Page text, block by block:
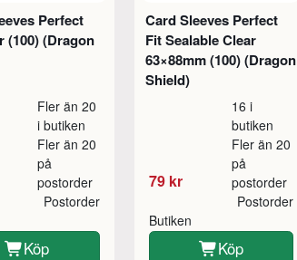
Perfect
(100) (Dragon
Fler än 20
i butiken
Fler än 20
på
postorder
Postorder
Köp
Card Sleeves Perfect
Fit Sealable Clear
63×88mm (100) (Dragon
Shield)
79 kr
16 i
butiken
Fler än 20
på
postorder
Butiken
Postorder
Köp